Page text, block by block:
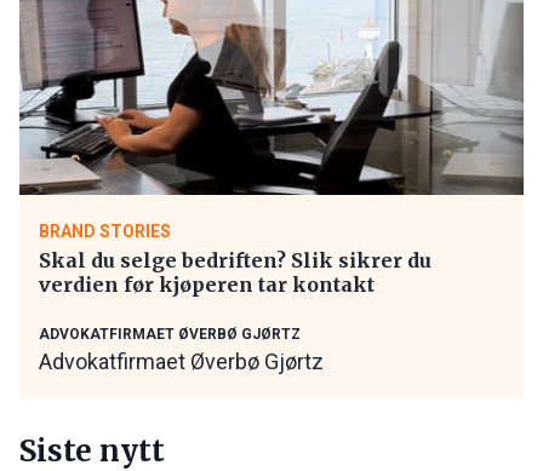
BRAND STORIES
Skal du selge bedriften? Slik sikrer du
verdien før kjøperen tar kontakt
ADVOKATFIRMAET ØVERBØ GJØRTZ
Advokatfirmaet Øverbø Gjørtz
Siste nytt